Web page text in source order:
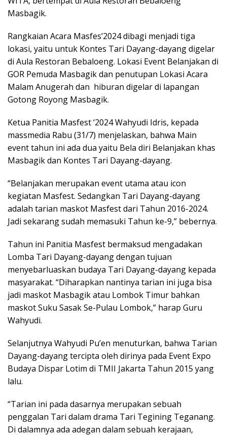
Masbagik.
Rangkaian Acara Masfes’2024 dibagi menjadi tiga
lokasi, yaitu untuk Kontes Tari Dayang-dayang digelar
di Aula Restoran Bebaloeng. Lokasi Event Belanjakan di
GOR Pemuda Masbagik dan penutupan Lokasi Acara
Malam Anugerah dan hiburan digelar di lapangan
Gotong Royong Masbagik.
Ketua Panitia Masfest ‘2024 Wahyudi Idris, kepada
massmedia Rabu (31/7) menjelaskan, bahwa Main
event tahun ini ada dua yaitu Bela diri Belanjakan khas
Masbagik dan Kontes Tari Dayang-dayang.
“Belanjakan merupakan event utama atau icon
kegiatan Masfest. Sedangkan Tari Dayang-dayang
adalah tarian maskot Masfest dari Tahun 2016-2024.
Jadi sekarang sudah memasuki Tahun ke-9,” bebernya.
Tahun ini Panitia Masfest bermaksud mengadakan
Lomba Tari Dayang-dayang dengan tujuan
menyebarluaskan budaya Tari Dayang-dayang kepada
masyarakat. “Diharapkan nantinya tarian ini juga bisa
jadi maskot Masbagik atau Lombok Timur bahkan
maskot Suku Sasak Se-Pulau Lombok,” harap Guru
Wahyudi.
Selanjutnya Wahyudi Pu’en menuturkan, bahwa Tarian
Dayang-dayang tercipta oleh dirinya pada Event Expo
Budaya Dispar Lotim di TMII Jakarta Tahun 2015 yang
lalu.
“Tarian ini pada dasarnya merupakan sebuah
penggalan Tari dalam drama Tari Tegining Teganang.
Di dalamnya ada adegan dalam sebuah kerajaan,